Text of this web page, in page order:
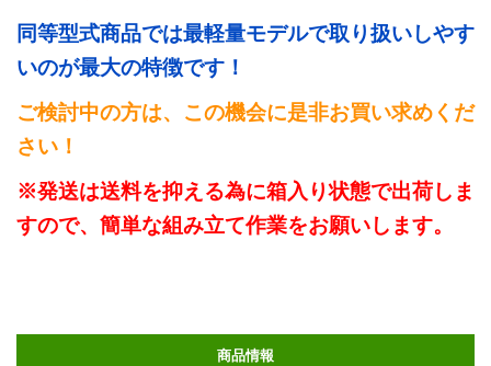
同等型式商品では最軽量モデルで取り扱いしやす
いのが最大の特徴です！
ご検討中の方は、この機会に是非お買い求めくだ
さい！
※発送は送料を抑える為に箱入り状態で出荷しま
すので、簡単な組み立て作業をお願いします。
商品情報